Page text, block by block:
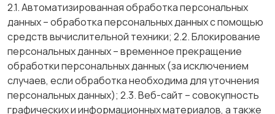
2.1. Автоматизированная обработка персональных
данных – обработка персональных данных с помощью
средств вычислительной техники; 2.2. Блокирование
персональных данных – временное прекращение
обработки персональных данных (за исключением
случаев, если обработка необходима для уточнения
персональных данных); 2.3. Веб-сайт – совокупность
графических и информационных материалов, а также